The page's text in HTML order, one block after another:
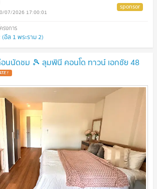
07/2026 17:00:01
(อีส 1 พระราม 2)
นนัดชม 🎾 ลุมพินี คอนโด ทาวน์ เอกชัย 48
!